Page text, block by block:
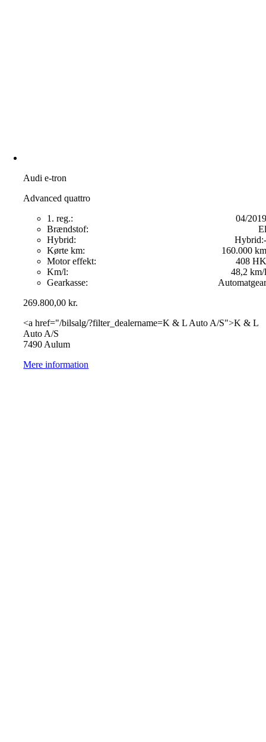
Audi e-tron
Advanced quattro
1. reg.:
04/2019
Brændstof:
El
Hybrid:
Hybrid:-
Kørte km:
160.000 km
Motor effekt:
408 HK
Km/l:
48,2 km/l
Gearkasse:
Automatgear
269.800,00kr.
<a href="/bilsalg/?filter_dealername=K & L Auto A/S">K & L
Auto A/S
7490 Aulum
Mere information